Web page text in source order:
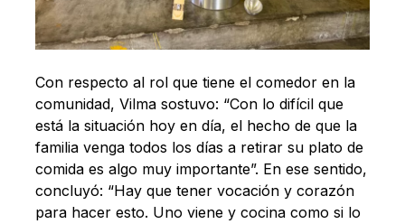
Con respecto al rol que tiene el comedor en la
comunidad, Vilma sostuvo: “Con lo difícil que
está la situación hoy en día, el hecho de que la
familia venga todos los días a retirar su plato de
comida es algo muy importante”. En ese sentido,
concluyó: “Hay que tener vocación y corazón
para hacer esto. Uno viene y cocina como si lo